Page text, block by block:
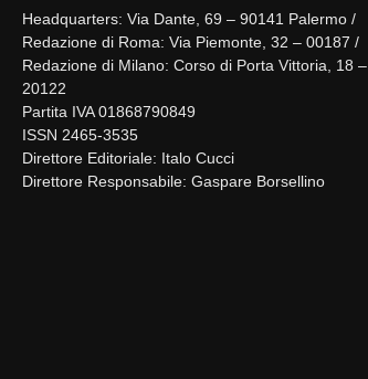
Headquarters: Via Dante, 69 – 90141 Palermo /
Redazione di Roma: Via Piemonte, 32 – 00187 /
Redazione di Milano: Corso di Porta Vittoria, 18 –
20122
Partita IVA 01868790849
ISSN 2465-3535
Direttore Editoriale: Italo Cucci
Direttore Responsabile: Gaspare Borsellino